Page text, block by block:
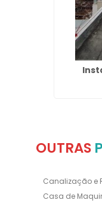
OUTRAS
Canalização e
Casa de